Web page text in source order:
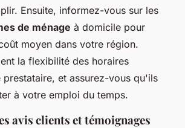
Ensuite, informez-vous sur les
de ménage à domicile pour
moyen dans votre région.
la flexibilité des horaires
et assurez-vous qu'ils
à votre emploi du temps.
avis clients et témoignages